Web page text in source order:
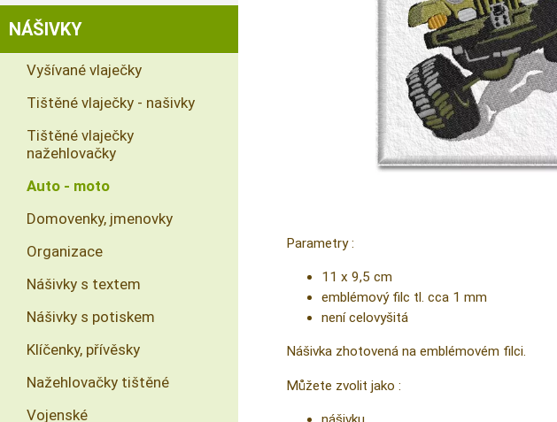
Parametry :
11 x 9,5 cm
emblémový filc tl. cca 1 mm
není celovyšitá
Nášivka zhotovená na emblémovém filci.
Můžete zvolit jako :
NÁŠIVKY
Vyšívané vlaječky
Tištěné vlaječky - našivky
Tištěné vlaječky
nažehlovačky
Auto - moto
Domovenky, jmenovky
Organizace
Nášivky s textem
Nášivky s potiskem
Klíčenky, přívěsky
Nažehlovačky tištěné
Vojenské